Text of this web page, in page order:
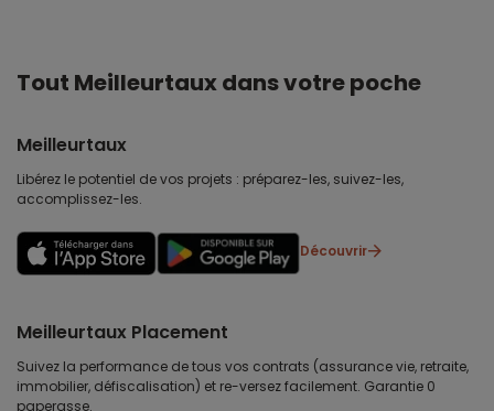
Tout Meilleurtaux dans votre poche
Meilleurtaux
Libérez le potentiel de vos projets : préparez-les, suivez-les,
accomplissez-les.
Découvrir
Meilleurtaux Placement
Suivez la performance de tous vos contrats (assurance vie, retraite,
immobilier, défiscalisation) et re-versez facilement. Garantie 0
paperasse.